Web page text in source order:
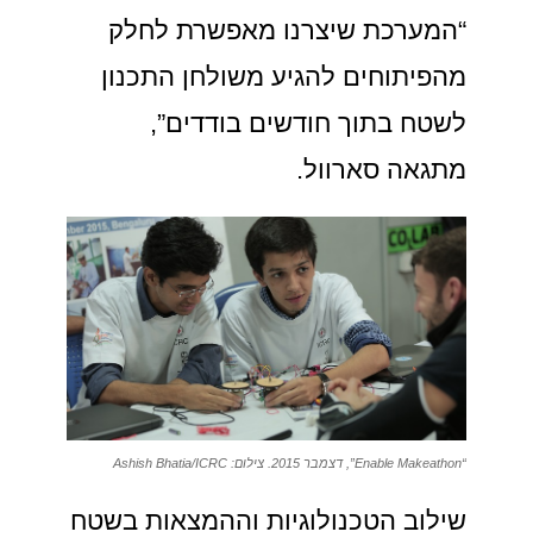
“המערכת שיצרנו מאפשרת לחלק
מהפיתוחים להגיע משולחן התכנון
לשטח בתוך חודשים בודדים”,
מתגאה סארוול.
“Enable Makeathon”, דצמבר 2015. צילום: Ashish Bhatia/ICRC
שילוב הטכנולוגיות וההמצאות בשטח